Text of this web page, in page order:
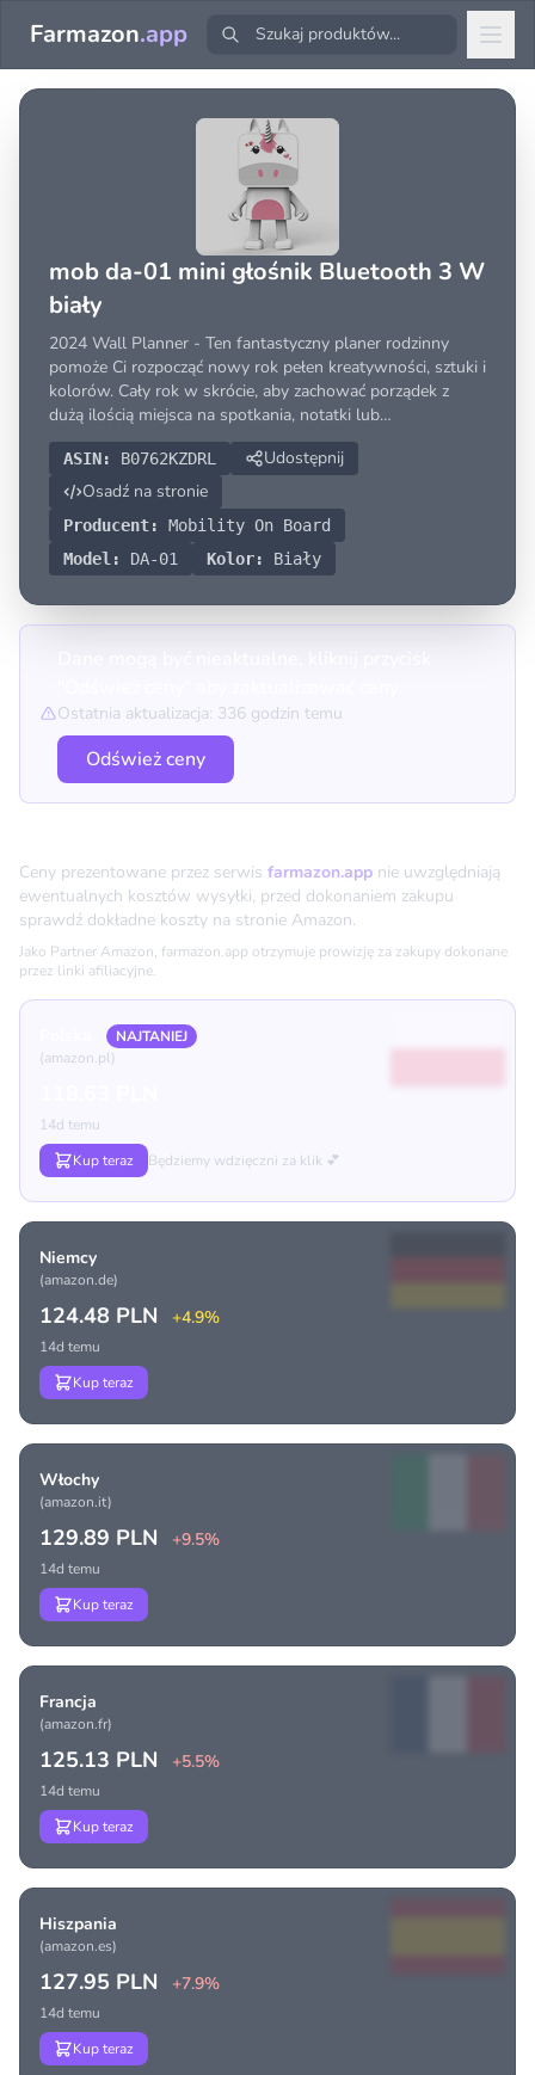
Farmazon.app
mob da-01 mini głośnik Bluetooth 3 W
biały
2024 Wall Planner - Ten fantastyczny planer rodzinny
pomoże Ci rozpocząć nowy rok pełen kreatywności, sztuki i
kolorów. Cały rok w skrócie, aby zachować porządek z
dużą ilością miejsca na spotkania, notatki lub
przypomnienia o urodzinach. Idealny jako kalendarz
domowy 2024 lub kalendarz biurowy, śledzenie spotkań i
zaj
ASIN: B0762KZDRL
Udostępnij
Osadź na stronie
Producent:
Mobility On Board
Model:
DA-01 Kolor: Biały
Ostatnia aktualizacja: 336 godzin temu
Odśwież ceny
Ceny prezentowane przez serwis farmazon.app nie uwzględniają
ewentualnych kosztów wysyłki, przed dokonaniem zakupu
sprawdź dokładne koszty na stronie Amazon.
Jako Partner Amazon, farmazon.app otrzymuje prowizję za zakupy dokonane
przez linki afiliacyjne.
NAJTANIEJ
(amazon.pl)
14d temu
Kup teraz
Będziemy wdzięczni za klik 💕
Niemcy
(amazon.de)
124.48 PLN +4.9%
14d temu
Kup teraz
Włochy
(amazon.it)
129.89 PLN +9.5%
14d temu
Kup teraz
Francja
(amazon.fr)
125.13 PLN +5.5%
14d temu
Kup teraz
Hiszpania
(amazon.es)
127.95 PLN +7.9%
14d temu
Kup teraz